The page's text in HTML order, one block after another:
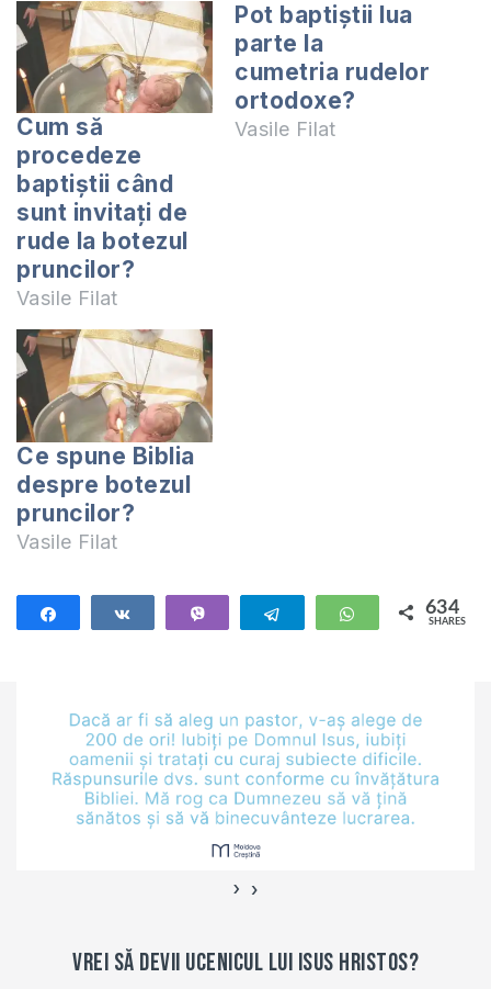
Cum să
procedeze
baptiștii când
sunt invitați de
rude la botezul
pruncilor?
Vasile Filat
Pot baptiștii lua
parte la
cumetria rudelor
ortodoxe?
Vasile Filat
Ce spune Biblia
despre botezul
pruncilor?
Vasile Filat
Telegram WhatsApp
634
SHARES
‹ ›
Vrei să devii ucenicul lui Isus Hristos?